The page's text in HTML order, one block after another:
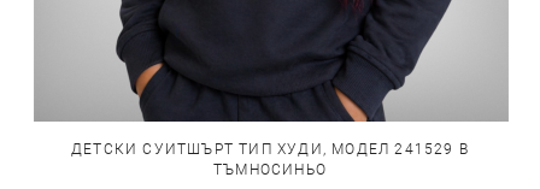
ДЕТСКИ СУИТШЪРТ ТИП ХУДИ, МОДЕЛ 241529 В
ТЪМНОСИНЬО